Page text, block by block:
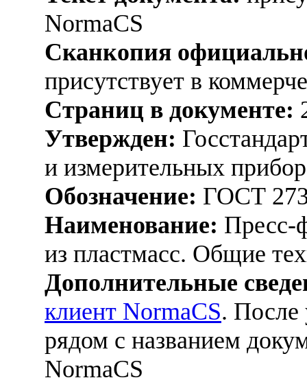
NormaCS
Сканкопия
присутствует в
Страниц в документе:
Утвержден:
и измерительных
Обозначение: ГОСТ
Наименование: Пресс-
из пластмасс. Общие
Дополнительные
клиент NormaCS. После
рядом с названием
NormaCS